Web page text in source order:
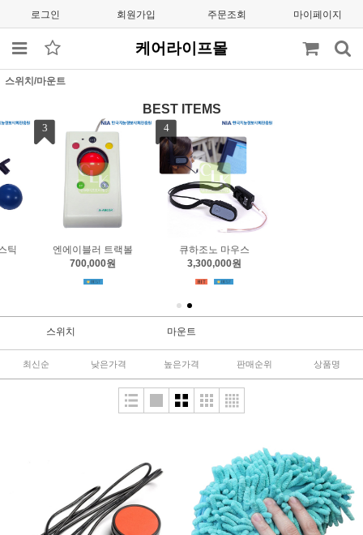
로그인 회원가입 주문조회 마이페이지
케어라이프몰
스위치/마운트
BEST ITEMS
4
큐하조노 마우스
3,300,000원
스위치 마운트
최신순 낮은가격 높은가격 판매순위 상품명